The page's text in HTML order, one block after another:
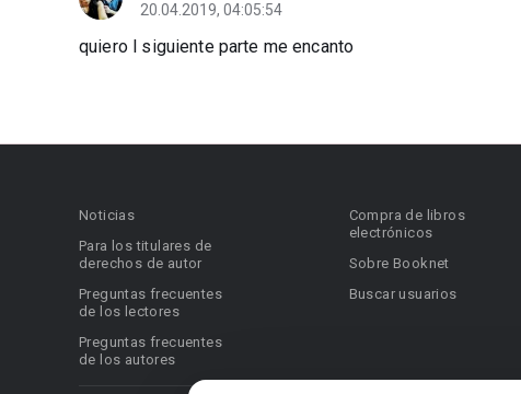
20.04.2019, 04:05:54
quiero l siguiente parte me encanto
Noticias
Para los titulares de
derechos de autor
Preguntas frecuentes
de los lectores
Preguntas frecuentes
de los autores
Compra de libros
electrónicos
Sobre Booknet
Buscar usuarios